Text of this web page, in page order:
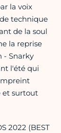
la voix
technique
de la soul
la reprise
- Snarky
l'été qui
et surtout
2022 (BEST